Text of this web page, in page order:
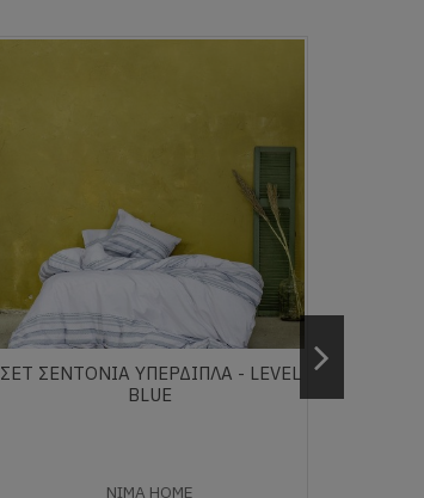
ΣΕΤ ΣΕΝΤΌΝΙΑ ΥΠΈΡΔΙΠΛΑ - LEVEL
BLUE
NIMA HOME